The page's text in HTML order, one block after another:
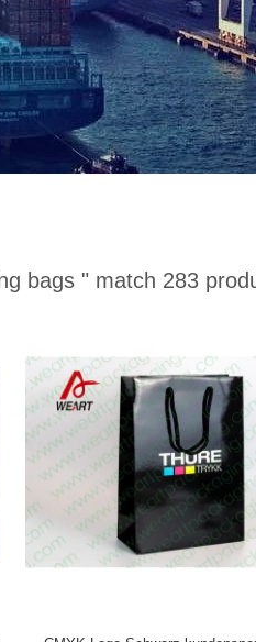
bags " match 283